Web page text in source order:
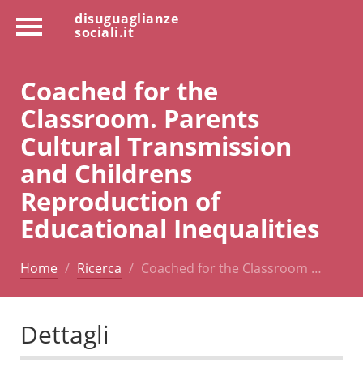
disuguaglianze
sociali.it
Coached for the
Classroom. Parents
Cultural Transmission
and Childrens
Reproduction of
Educational Inequalities
Home Ricerca Coached for the Classroom …
Dettagli